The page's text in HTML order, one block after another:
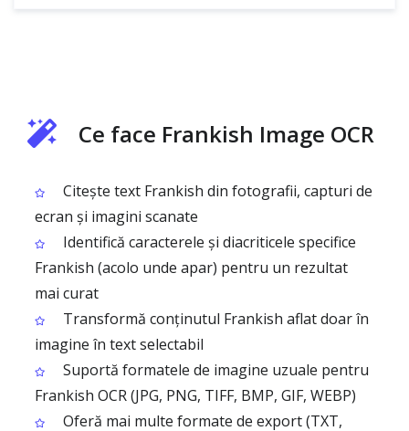
Ce face Frankish Image OCR
Citește text Frankish din fotografii, capturi de
ecran și imagini scanate
Identifică caracterele și diacriticele specifice
Frankish (acolo unde apar) pentru un rezultat
mai curat
Transformă conținutul Frankish aflat doar în
imagine în text selectabil
Suportă formatele de imagine uzuale pentru
Frankish OCR (JPG, PNG, TIFF, BMP, GIF, WEBP)
Oferă mai multe formate de export (TXT,